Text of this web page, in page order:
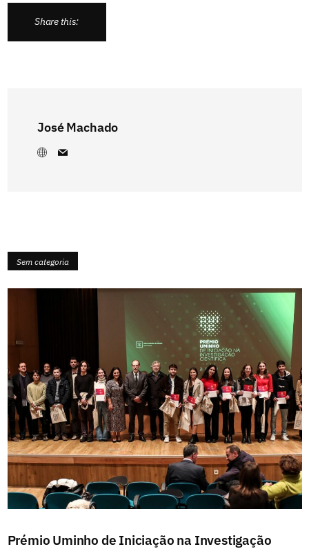
Share this:
José Machado
Sem categoria
Prémio Uminho de Iniciação na Investigação